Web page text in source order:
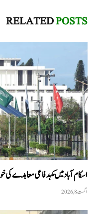
RELATEDPOSTS
اسکام آباد میں مکہدفاعی معاہدے کی
اگست 8, 2026